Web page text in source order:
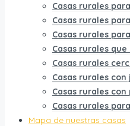
Casas rurales
Casas rurales
Casas rurales
Casas rurales
Casas rurales
Casas rurales con
Casas rurales con
Casas rurales
Mapa de nuestras casas